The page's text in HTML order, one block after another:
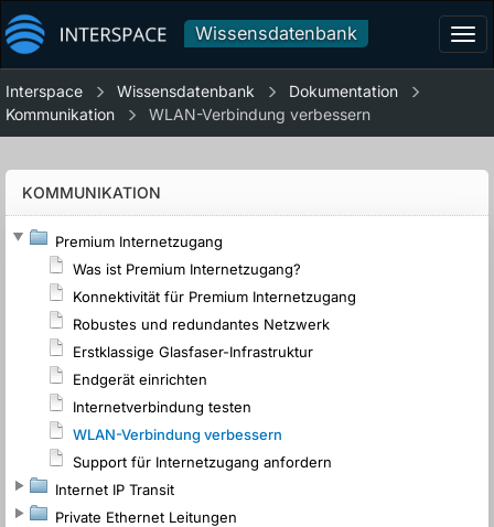
Wissensdatenbank
Interspace Wissensdatenbank
Dokumentation
Kommunikation
WLAN-Verbindung verbessern
KOMMUNIKATION
Premium Internetzugang
Was ist Premium Internetzugang?
Konnektivität für Premium Internetzugang
Robustes und redundantes Netzwerk
Erstklassige Glasfaser-Infrastruktur
Endgerät einrichten
Internetverbindung testen
WLAN-Verbindung verbessern
Support für Internetzugang anfordern
Internet IP Transit
Private Ethernet Leitungen